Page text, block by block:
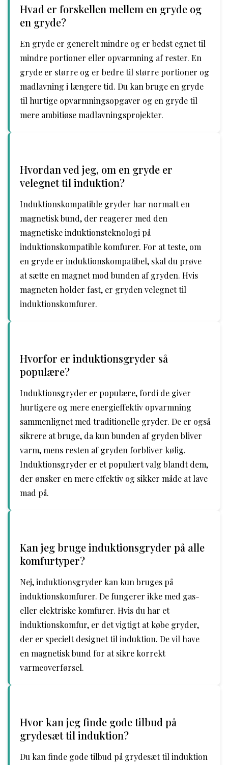
Hvad er forskellen mellem en gryde og
en gryde?
En gryde er generelt mindre og er bedst egnet til
mindre portioner eller opvarmning af rester. En
gryde er større og er bedre til større portioner og
madlavning i længere tid. Du kan bruge en gryde
til hurtige opvarmningsopgaver og en gryde til
mere ambitiøse madlavningsprojekter.
Hvordan ved jeg, om en gryde er
velegnet til induktion?
Induktionskompatible gryder har normalt en
magnetisk bund, der reagerer med den
magnetiske induktionsteknologi på
induktionskompatible komfurer. For at teste, om
en gryde er induktionskompatibel, skal du prøve
at sætte en magnet mod bunden af gryden. Hvis
magneten holder fast, er gryden velegnet til
induktionskomfurer.
Hvorfor er induktionsgryder så
populære?
Induktionsgryder er populære, fordi de giver
hurtigere og mere energieffektiv opvarmning
sammenlignet med traditionelle gryder. De er også
sikrere at bruge, da kun bunden af gryden bliver
varm, mens resten af ​​gryden forbliver kølig.
Induktionsgryder er et populært valg blandt dem,
der ønsker en mere effektiv og sikker måde at lave
mad på.
Kan jeg bruge induktionsgryder på alle
komfurtyper?
Nej, induktionsgryder kan kun bruges på
induktionskomfurer. De fungerer ikke med gas-
eller elektriske komfurer. Hvis du har et
induktionskomfur, er det vigtigt at købe gryder,
der er specielt designet til induktion. De vil have
en magnetisk bund for at sikre korrekt
varmeoverførsel.
Hvor kan jeg finde gode tilbud på
grydesæt til induktion?
Du kan finde gode tilbud på grydesæt til induktion